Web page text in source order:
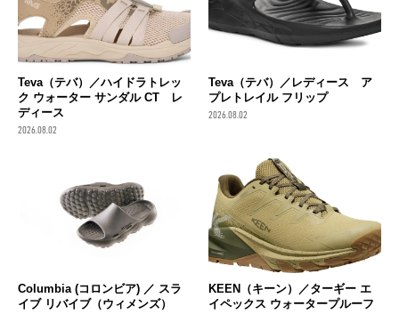
Teva（テバ）／ハイドラトレッ
ク ウォーター サンダル CT レ
ディース
2026.08.02
Teva（テバ）／レディース ア
プレトレイル フリップ
2026.08.02
Columbia (コロンビア) ／ スラ
イブ リバイブ（ウィメンズ）
KEEN（キーン）／ターギー エ
イペックス ウォータープルーフ